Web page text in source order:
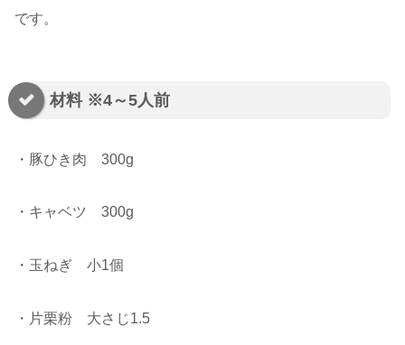
です。
材料 ※4～5人前
・豚ひき肉 300g
・キャベツ 300g
・玉ねぎ 小1個
・片栗粉 大さじ1.5